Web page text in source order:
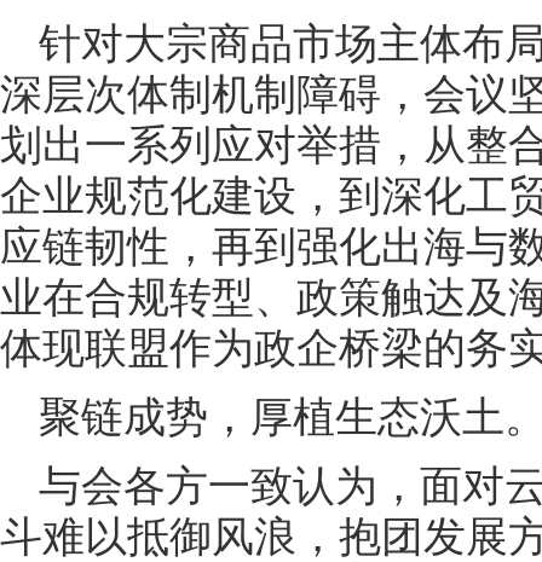
针对大宗商品市场主体布
深层次体制机制障碍，会议
划出一系列应对举措，从整
企业规范化建设，到深化工
应链韧性，再到强化出海
业在合规转型、政策触达及
体现联盟作为政企桥梁的务
聚链成势，厚植生态沃土
与会各方一致认为，面对
斗难以抵御风浪，抱团发展